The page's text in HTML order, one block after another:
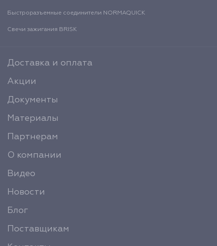
Быстроразъемные соединители NORMAQUICK
Свечи зажигания BRISK
Доставка и оплата
Акции
Документы
Материалы
Партнерам
О компании
Видео
Новости
Блог
Поставщикам